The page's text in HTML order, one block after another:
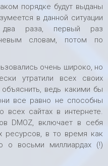
порядке будут выданы
в данной ситуации
два раза, первый раз
словам, потом по
очень широко, но
утратили всех своих
ведь какими бы
все равно не способны
всех сайтах в интернете.
DMOZ, включает в себя
ресурсов, в то время как
о восьми миллиардах (!)